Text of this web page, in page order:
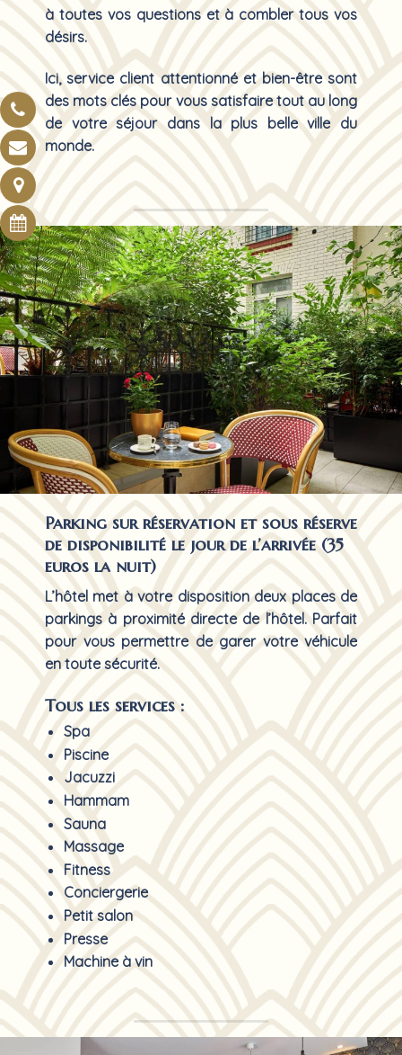
à toutes vos questions et à combler tous vos
désirs.
Ici, service client attentionné et bien-être sont
des mots clés pour vous satisfaire tout au long
de votre séjour dans la plus belle ville du
monde.
Parking sur réservation et sous réserve
de disponibilité le jour de l’arrivée (35
euros la nuit)
L’hôtel met à votre disposition deux places de
parkings à proximité directe de l’hôtel. Parfait
pour vous permettre de garer votre véhicule
en toute sécurité.
Tous les services :
Spa
Piscine
Jacuzzi
Hammam
Sauna
Massage
Fitness
Conciergerie
Petit salon
Presse
Machine à vin